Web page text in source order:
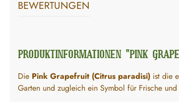
BEWERTUNGEN
PRODUKTINFORMATIONEN "PINK
Die Pink Grapefruit (Citrus paradisi) ist die
Garten und zugleich ein Symbol für Frische und